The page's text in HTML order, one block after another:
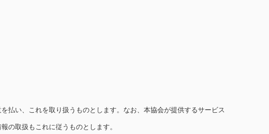
払い、これを取り扱うものとします。なお、本協会が提供するサービス
の取扱もこれに従うものとします。